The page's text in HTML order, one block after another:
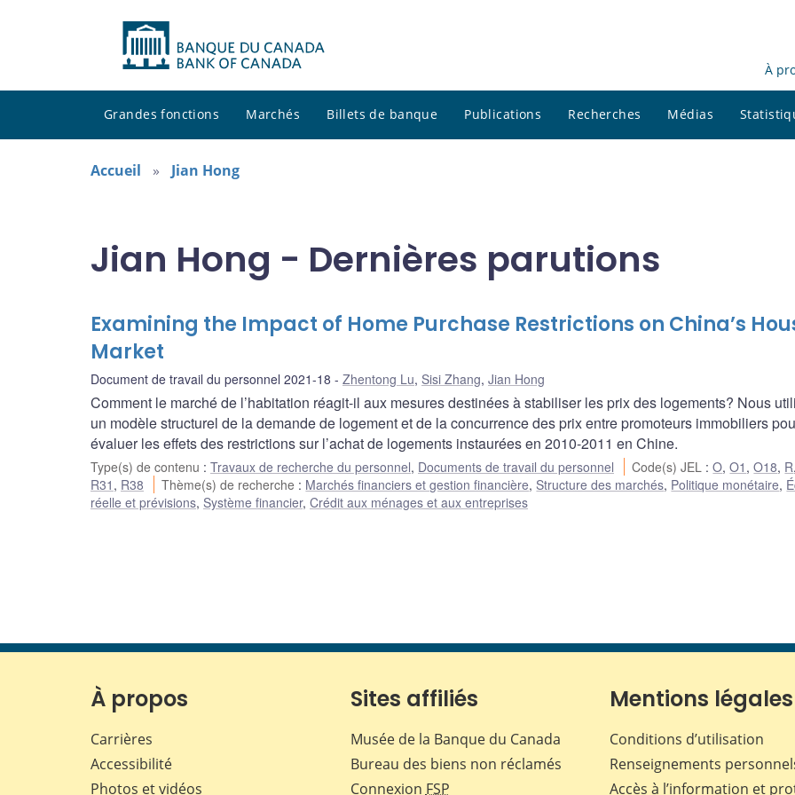
À
Grandes fonctions Marchés Billets de banque Publications Recherches Médias
Accueil Jian Hong
Jian Hong - Dernières parutions
Examining the Impact of Home Purchase Restrictions on China’s
Market
Document de travail du personnel 2021-18 Zhentong Lu, Sisi Zhang, Jian Hong
Comment le marché de l’habitation réagit-il aux mesures destinées à stabiliser les prix des logements? Nous
un modèle structurel de la demande de logement et de la concurrence des prix entre promoteurs immobiliers
évaluer les effets des restrictions sur l’achat de logements instaurées en 2010-2011 en Chine.
Type(s) de contenu : Travaux de recherche du personnel, Documents de travail du personnel Code(s) JEL :O,O1 ,O18, R,
R31 , R38 Thème(s) de recherche : Marchés financiers et gestion financière, Structure des marchés, Politique monétaire,
réelle et prévisions, Système financier, Crédit aux ménages et aux entreprises
À propos
Carrières
Accessibilité
Photos et vidéos
Sites affiliés
Musée de la Banque du Canada
Bureau des biens non réclamés
Connexion FSP
Mentions légales
Conditions d’utilisation
Renseignements
Accès à l’information et